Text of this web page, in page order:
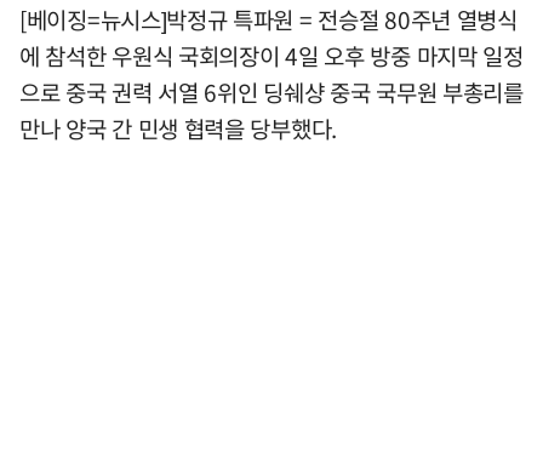
[베이징=뉴시스]박정규 특파원 = 전승절 80주년 열병식
에 참석한 우원식 국회의장이 4일 오후 방중 마지막 일정
으로 중국 권력 서열 6위인 딩쉐샹 중국 국무원 부총리를
만나 양국 간 민생 협력을 당부했다.